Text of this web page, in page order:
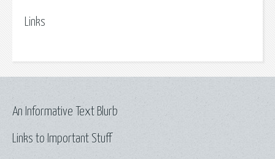
Links
Links to Important Stuff
An Informative Text Blurb